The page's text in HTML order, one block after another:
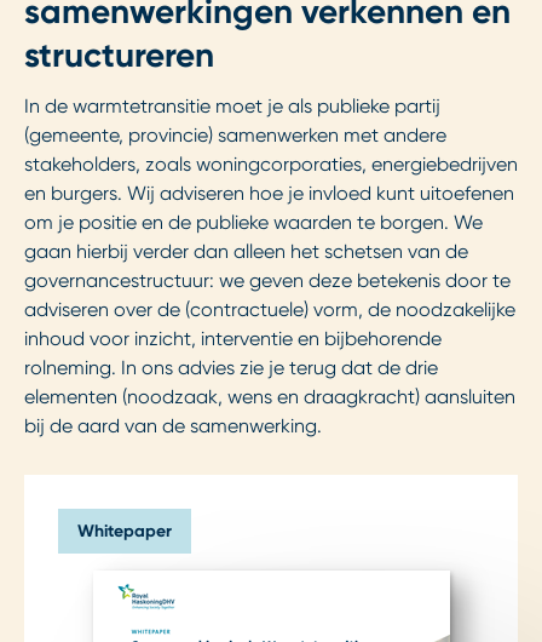
samenwerkingen verkennen en
structureren
In de warmtetransitie moet je als publieke partij
(gemeente, provincie) samenwerken met andere
stakeholders, zoals woningcorporaties, energiebedrijven
en burgers. Wij adviseren hoe je invloed kunt uitoefenen
om je positie en de publieke waarden te borgen. We
gaan hierbij verder dan alleen het schetsen van de
governancestructuur: we geven deze betekenis door te
adviseren over de (contractuele) vorm, de noodzakelijke
inhoud voor inzicht, interventie en bijbehorende
rolneming. In ons advies zie je terug dat de drie
elementen (noodzaak, wens en draagkracht) aansluiten
bij de aard van de samenwerking.
Whitepaper